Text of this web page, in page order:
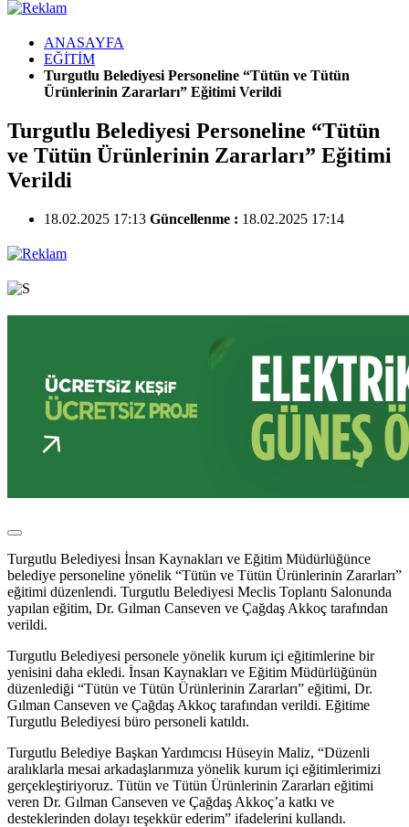
ANASAYFA
EĞİTİM
Turgutlu Belediyesi Personeline “Tütün ve Tütün
Ürünlerinin Zararları” Eğitimi Verildi
Turgutlu Belediyesi Personeline “Tütün
ve Tütün Ürünlerinin Zararları” Eğitimi
Verildi
18.02.2025 17:13 Güncellenme : 18.02.2025 17:14
Turgutlu Belediyesi İnsan Kaynakları ve Eğitim Müdürlüğünce
belediye personeline yönelik “Tütün ve Tütün Ürünlerinin Zararları”
eğitimi düzenlendi. Turgutlu Belediyesi Meclis Toplantı Salonunda
yapılan eğitim, Dr. Gılman Canseven ve Çağdaş Akkoç tarafından
verildi.
Turgutlu Belediyesi personele yönelik kurum içi eğitimlerine bir
yenisini daha ekledi. İnsan Kaynakları ve Eğitim Müdürlüğünün
düzenlediği “Tütün ve Tütün Ürünlerinin Zararları” eğitimi, Dr.
Gılman Canseven ve Çağdaş Akkoç tarafından verildi. Eğitime
Turgutlu Belediyesi büro personeli katıldı.
Turgutlu Belediye Başkan Yardımcısı Hüseyin Maliz, “Düzenli
aralıklarla mesai arkadaşlarımıza yönelik kurum içi eğitimlerimizi
gerçekleştiriyoruz. Tütün ve Tütün Ürünlerinin Zararları eğitimi
veren Dr. Gılman Canseven ve Çağdaş Akkoç’a katkı ve
desteklerinden dolayı teşekkür ederim” ifadelerini kullandı.